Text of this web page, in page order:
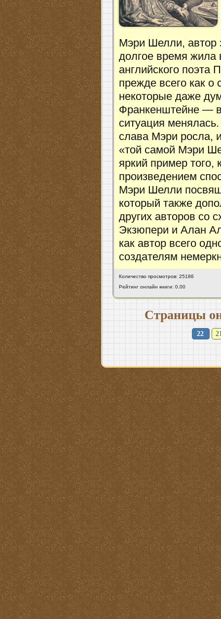
Мэри Шелли, автор
долгое время жила
английского
прежде всего как о
некоторые даже
Франкенштейне —
ситуация
слава Мэри росла,
«той самой Мэри
яркий пример
произведением
Мэри Шелли
который также
других авторов со
Экзюпери и Алан
как автор всего
создателям
Количество просмотров: 25186
Рейтинг онлайн книги: 0.00
Страницы
22